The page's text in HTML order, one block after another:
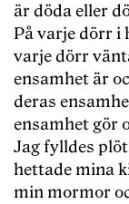
är döda eller
På varje dörr i
varje dörr
ensamhet är
deras
ensamhet gör
Jag fylldes
hettade mina
min mormor